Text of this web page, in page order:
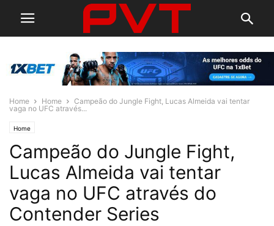
Home Home
Campeão do Jungle Fight, Lucas Almeida vai tentar
vaga no UFC através...
Home
Campeão do Jungle Fight,
Lucas Almeida vai tentar
vaga no UFC através do
Contender Series